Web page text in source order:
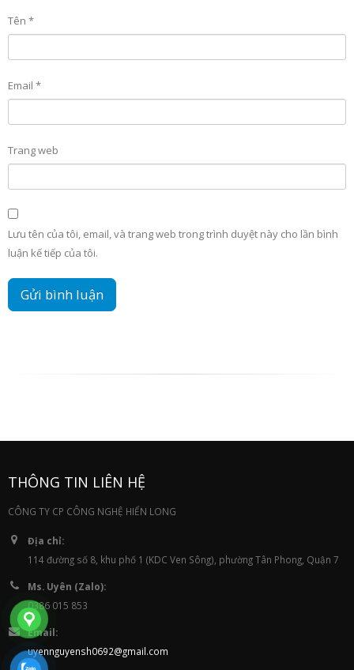
Tên *
Email *
Trang web
Lưu tên của tôi, email, và trang web trong trình duyệt này cho lần bình
luận kế tiếp của tôi.
THÔNG TIN LIÊN HỆ
CÔNG TY CP CÔNG NGHỆ HIỂN LONG
Địa chỉ:
114 đường số 8, khu phố 1 (KDC Ven Sông), phường Tân Phong, Quận 7
Ms. Uyên (Zalo):
0386 015 853
Email:
uyennguyensh0692@gmail.com